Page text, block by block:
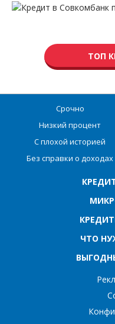
ТОП
Срочно
Низкий процент
С плохой историей
Без справки о доходах
ЧТО